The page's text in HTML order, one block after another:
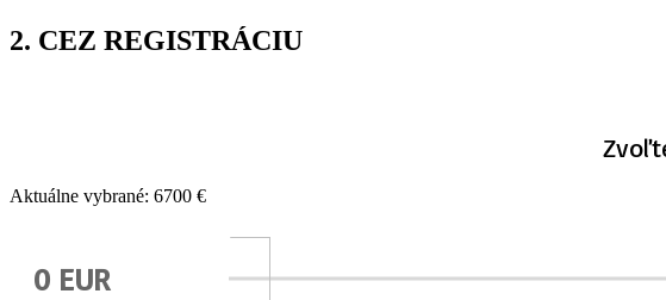
2. CEZ REGISTRÁCIU
Aktuálne vybrané: 6700 €
0 EUR